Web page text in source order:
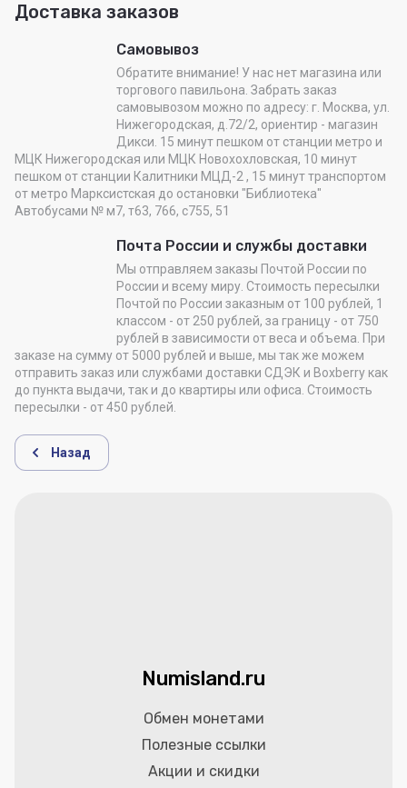
Доставка заказов
Самовывоз
Обратите внимание! У нас нет магазина или
торгового павильона. Забрать заказ
самовывозом можно по адресу: г. Москва, ул.
Нижегородская, д.72/2, ориентир - магазин
Дикси. 15 минут пешком от станции метро и
МЦК Нижегородская или МЦК Новохохловская, 10 минут
пешком от станции Калитники МЦД-2 , 15 минут транспортом
от метро Марксистская до остановки "Библиотека"
Автобусами № м7, т63, 766, с755, 51
Почта России и службы доставки
Мы отправляем заказы Почтой России по
России и всему миру. Стоимость пересылки
Почтой по России заказным от 100 рублей, 1
классом - от 250 рублей, за границу - от 750
рублей в зависимости от веса и объема. При
заказе на сумму от 5000 рублей и выше, мы так же можем
отправить заказ или службами доставки СДЭК и Boxberry как
до пункта выдачи, так и до квартиры или офиса. Стоимость
пересылки - от 450 рублей.
Назад
Numisland.ru
Обмен монетами
Полезные ссылки
Акции и скидки